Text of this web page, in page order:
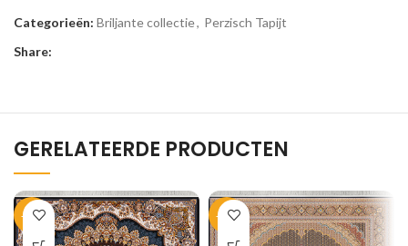
Categorieën: Briljante collectie, Perzisch Tapijt
Share:
GERELATEERDE PRODUCTEN
-35% -35%